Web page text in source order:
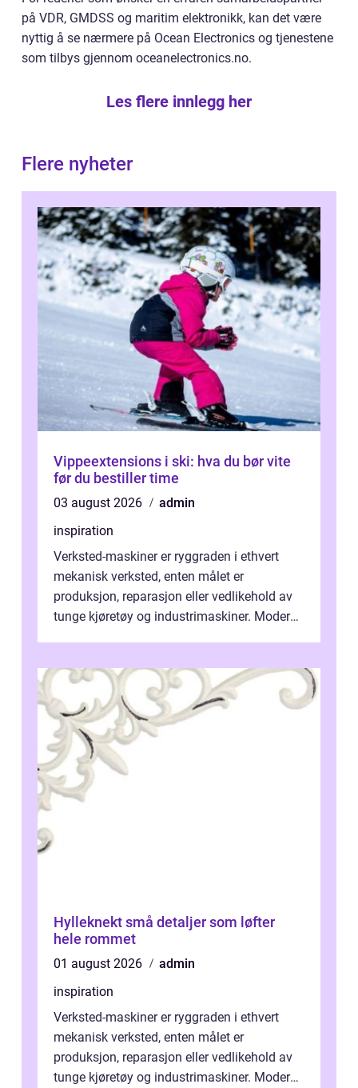
på VDR, GMDSS og maritim elektronikk, kan det være
nyttig å se nærmere på Ocean Electronics og tjenestene
som tilbys gjennom oceanelectronics.no.
Les flere innlegg her
Flere nyheter
Vippeextensions i ski: hva du bør vite
før du bestiller time
03 august 2026
admin
inspiration
Verksted-maskiner er ryggraden i ethvert
mekanisk verksted, enten målet er
produksjon, reparasjon eller vedlikehold av
tunge kjøretøy og industrimaskiner. Moderne
Hylleknekt små detaljer som løfter
hele rommet
01 august 2026
admin
inspiration
Verksted-maskiner er ryggraden i ethvert
mekanisk verksted, enten målet er
produksjon, reparasjon eller vedlikehold av
tunge kjøretøy og industrimaskiner. Moderne